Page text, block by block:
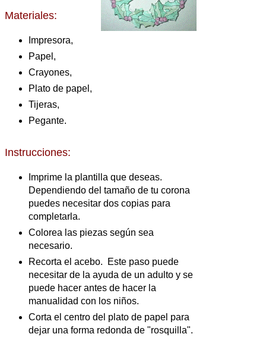
Materiales:
Impresora,
Papel,
Crayones,
Plato de papel,
Tijeras,
Pegante.
Instrucciones:
Imprime la plantilla que deseas.
Dependiendo del tamaño de tu corona
puedes necesitar dos copias para
completarla.
Colorea las piezas según sea
necesario.
Recorta el acebo. Este paso puede
necesitar de la ayuda de un adulto y se
puede hacer antes de hacer la
manualidad con los niños.
Corta el centro del plato de papel para
dejar una forma redonda de "rosquilla".